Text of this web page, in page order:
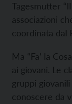
Tagesmutter
associazioni
coordinata dal
Ma “Fa’ la
ai giovani. Le
gruppi
conoscere da